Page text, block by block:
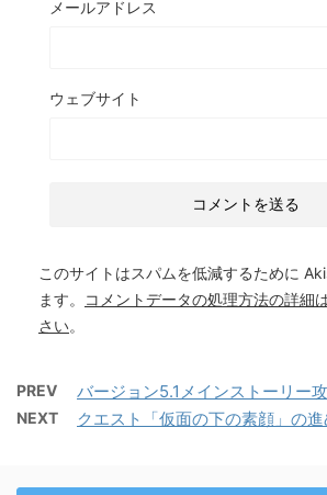
メールアドレス
ウェブサイト
このサイトはスパムを低減するために
ます。
コメントデータの処理方法の詳細
さい。
PREV バージョン5.1メインストーリー
NEXT クエスト「仮面の下の素顔」の